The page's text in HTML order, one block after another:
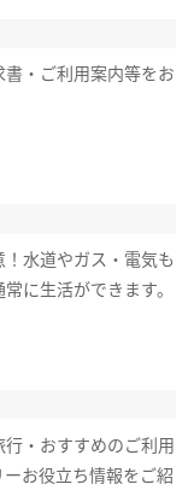
・ご利用案内等をお
水道やガス・電気も
に生活ができます。
・おすすめのご利用
お役立ち情報をご紹